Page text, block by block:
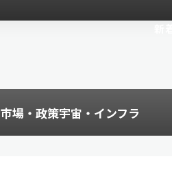
市場・政策宇宙・インフラ